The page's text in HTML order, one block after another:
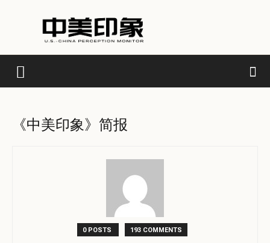
《中美印象》简报
0 POSTS 193 COMMENTS